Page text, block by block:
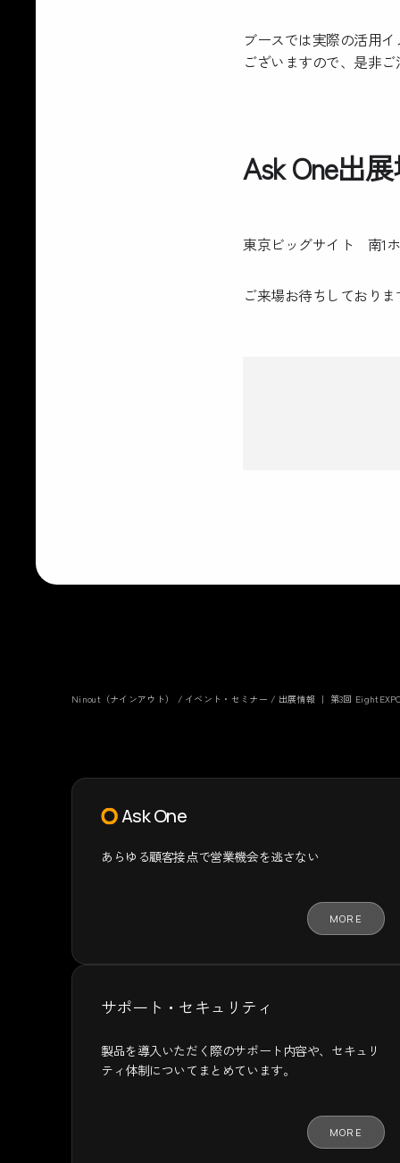
ブースでは実際の活用
ございますので、是非
Ask One出
東京ビッグサイト 南1
ご来場お待ちしており
Ninout（ナインアウト） / イベント・セミナー / 出展情報 ｜ 第3回
Ask One
あらゆる顧客接点で営業機会を逃さない
MORE
サポート・セキュリティ
製品を導入いただく際のサポート内容や、セキュリ
ティ体制についてまとめています。
MORE